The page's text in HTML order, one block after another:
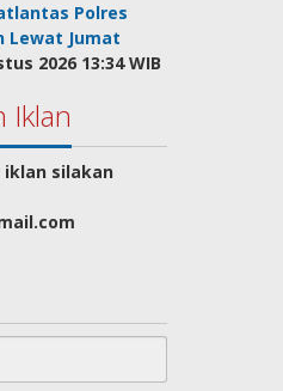
Polres
Lewat Jumat
2026 13:34 WIB
Iklan
iklan silakan